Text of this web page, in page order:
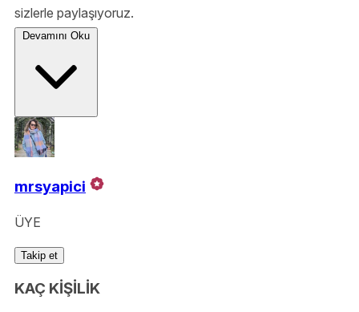
sizlerle paylaşıyoruz.
Devamını Oku
mrsyapici
ÜYE
Takip et
KAÇ KİŞİLİK